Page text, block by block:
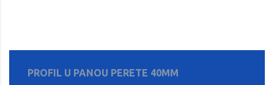
PROFIL U PANOU PERETE 40MM